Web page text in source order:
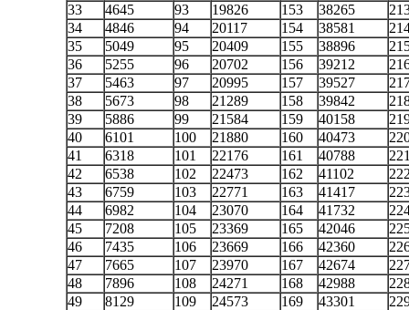
33
4645 93 19826 153 38265
34
4846 94 20117 154 38581
35
5049 95 20409 155 38896
36
5255 96 20702 156 39212
37
5463 97 20995 157 39527
38
5673 98 21289 158 39842
39
5886 99 21584 159 40158
40
6101 100 21880 160 40473
41
6318 101 22176 161 40788
42
6538 102 22473 162 41102
43
6759 103 22771 163 41417
44
6982 104 23070 164 41732
45
7208 105 23369 165 42046
46
7435 106 23669 166 42360
47
7665 107 23970 167 42674
48
7896 108 24271 168 42988
49
8129 109 24573 169 43301